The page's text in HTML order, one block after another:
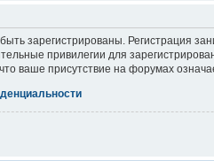
зарегистрированы. Регистрация
привилегии для
ваше присутствие на форумах